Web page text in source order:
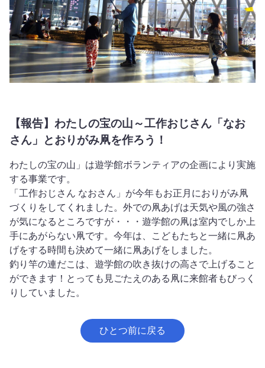
【報告】わたしの宝の山～工作おじさん「なお
さん」とおりがみ凧を作ろう！
わたしの宝の山」は遊学館ボランティアの企画により実施
する事業です。
「工作おじさん なおさん」が今年もお正月におりがみ凧
づくりをしてくれました。外での凧あげは天気や風の強さ
が気になるところですが・・・遊学館の凧は室内でしか上
手にあがらない凧です。今年は、こどもたちと一緒に凧あ
げをする時間も決めて一緒に凧あげをしました。
釣り竿の連だこは、遊学館の吹き抜けの高さで上げること
ができます！とっても見ごたえのある凧に来館者もびっく
りしていました。
ひとつ前に戻る